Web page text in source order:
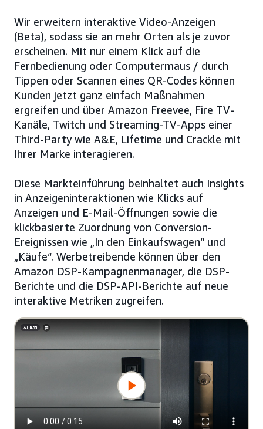
Wir erweitern interaktive Video-Anzeigen
(Beta), sodass sie an mehr Orten als je zuvor
erscheinen. Mit nur einem Klick auf die
Fernbedienung oder Computermaus / durch
Tippen oder Scannen eines QR-Codes können
Kunden jetzt ganz einfach Maßnahmen
ergreifen und über Amazon Freevee, Fire TV-
Kanäle, Twitch und Streaming-TV-Apps einer
Third-Party wie A&E, Lifetime und Crackle mit
Ihrer Marke interagieren.
Diese Markteinführung beinhaltet auch Insights
in Anzeigeninteraktionen wie Klicks auf
Anzeigen und E-Mail-Öffnungen sowie die
klickbasierte Zuordnung von Conversion-
Ereignissen wie „In den Einkaufswagen“ und
„Käufe“. Werbetreibende können über den
Amazon DSP-Kampagnenmanager, die DSP-
Berichte und die DSP-API-Berichte auf neue
interaktive Metriken zugreifen.